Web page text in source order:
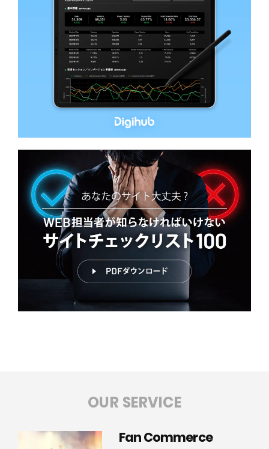
OUR SERVICE
Fan Commerce